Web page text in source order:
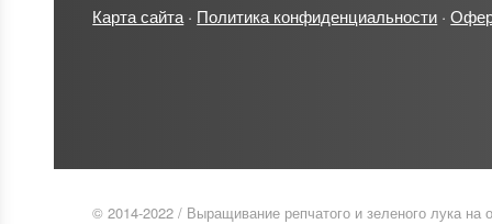
Карта сайта · Политика конфиденциальности ·
© 2014-2022 / Выращивание репчатого и зеленого лука